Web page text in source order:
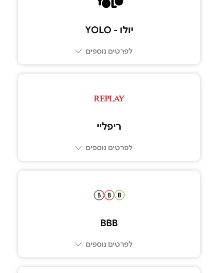
יולו - YOLO
לפרטים נוספים
ריפליי
לפרטים נוספים
BBB
לפרטים נוספים